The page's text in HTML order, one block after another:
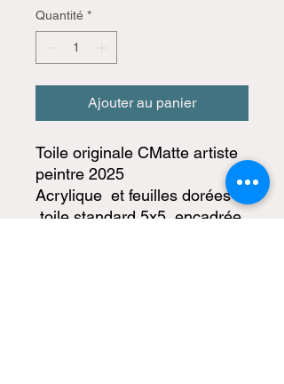
Quantité *
Ajouter au panier
Toile originale CMatte artiste
peintre 2025
Acrylique et feuilles dorées
,toile standard 5x5 encadrée